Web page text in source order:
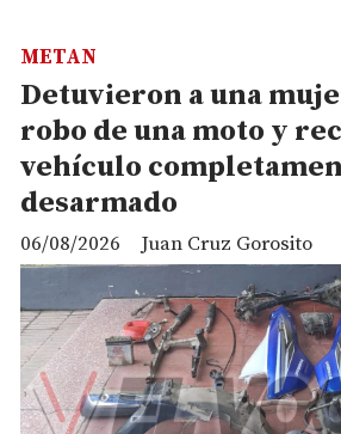
Detuvieron a una
robo de una moto y
vehículo
desarmado
Juan Cruz Gorosito
METAN
06/08/2026